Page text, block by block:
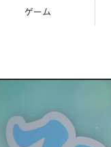
ゲーム